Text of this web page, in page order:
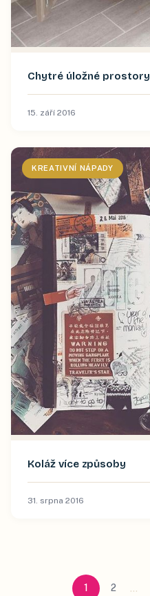
Chytré úložné prostory
15. září 2016
KREATIVNÍ NÁPADY
Koláž více způsoby
31. srpna 2016
1 2 …